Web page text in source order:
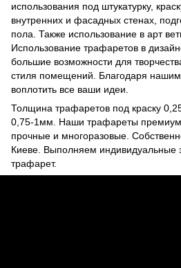
использования под штукатурку,
внутренних и фасадных стенах,
пола. Также использование в арт
Использование трафаретов в
большие возможности для
стиля помещений. Благодаря
воплотить все ваши идеи.
Толщина трафаретов под краску
0,75-1мм. Наши трафареты премиум
прочные и многоразовые.
Киеве. Выполняем индивидуальные
трафарет.